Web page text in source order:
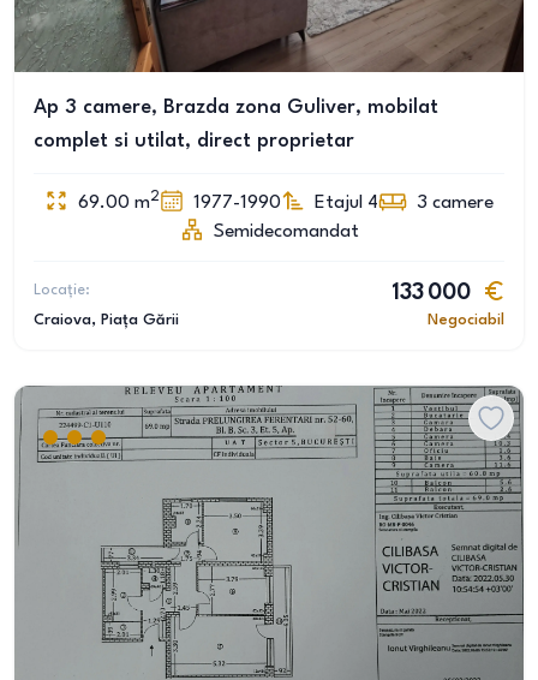
Ap 3 camere, Brazda zona Guliver, mobilat
complet si utilat, direct proprietar
69.00 m2 1977-1990 Etajul 4 3 camere
Semidecomandat
Locație:
Craiova, Piața Gării
133 000
Negociabil